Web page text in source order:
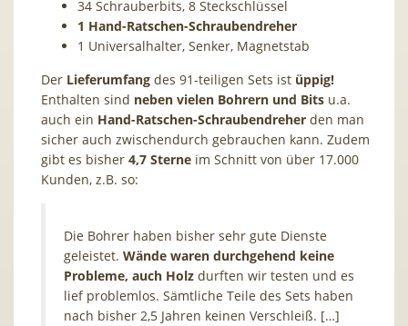
34 Schrauberbits, 8 Steckschlüssel
1 Hand-Ratschen-Schraubendreher
1 Universalhalter, Senker, Magnetstab
Der Lieferumfang des 91-teiligen Sets ist üppig!
Enthalten sind neben vielen Bohrern und Bits u.a.
auch ein Hand-Ratschen-Schraubendreher den man
sicher auch zwischendurch gebrauchen kann. Zudem
gibt es bisher 4,7 Sterne im Schnitt von über 17.000
Kunden, z.B. so:
Die Bohrer haben bisher sehr gute Dienste
geleistet. Wände waren durchgehend keine
Probleme, auch Holz durften wir testen und es
lief problemlos. Sämtliche Teile des Sets haben
nach bisher 2,5 Jahren keinen Verschleiß. […]